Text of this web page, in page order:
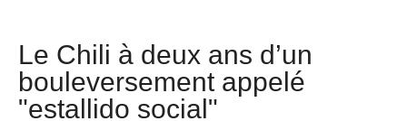
Le Chili à deux ans d’un
bouleversement appelé
"estallido social"